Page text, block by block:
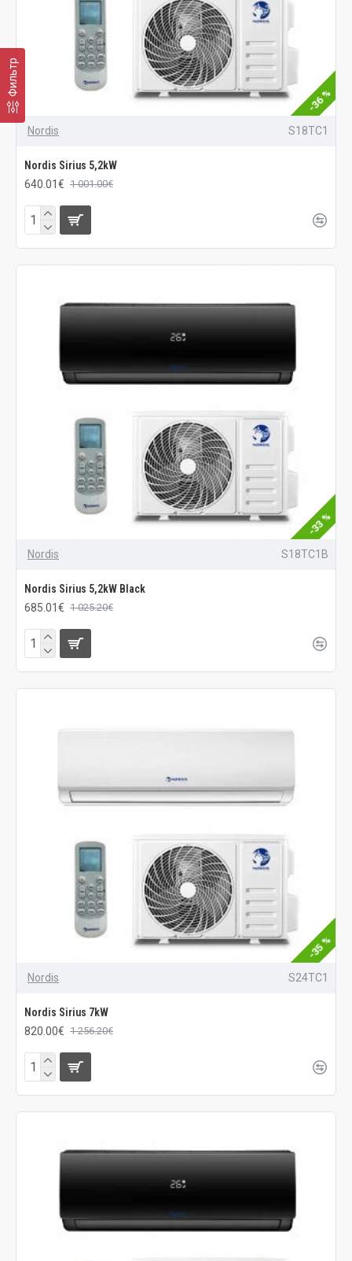
-36 %
Nordis S18TC1
Nordis Sirius 5,2kW
640.01€ 1 001.00€
-33 %
Nordis S18TC1B
Nordis Sirius 5,2kW Black
685.01€ 1 025.20€
-35 %
Nordis S24TC1
Nordis Sirius 7kW
820.00€ 1 256.20€
Фильтр